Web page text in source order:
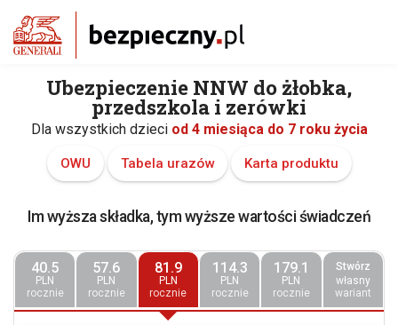
Ubezpieczenie NNW do żłobka,
przedszkola i zerówki
Dla wszystkich dzieci od 4 miesiąca do 7 roku życia
OWU Tabela urazów Karta produktu
Im wyższa składka, tym wyższe wartości świadczeń
40.5
PLN
rocznie
57.6
PLN
rocznie
81.9
PLN
rocznie
114.3
PLN
rocznie
179.1
PLN
rocznie
Stwórz
własny
wariant